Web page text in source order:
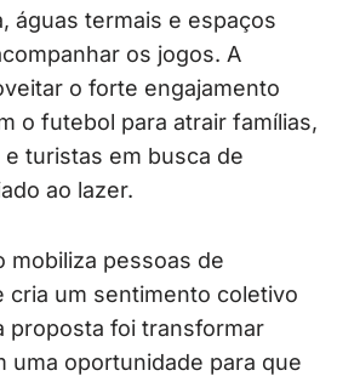
águas termais e espaços
os jogos. A
o forte engajamento
o futebol para atrair famílias,
turistas em busca de
ao lazer.
mobiliza pessoas de
cria um sentimento coletivo
proposta foi transformar
uma oportunidade para que